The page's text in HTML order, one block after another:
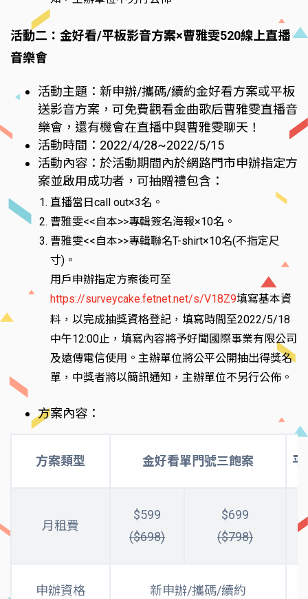
活動二：金好看/平板影音方案×曹雅雯520線上直播
音樂會
活動主題：新申辦/攜碼/續約金好看方案或平板
送影音方案，可免費觀看金曲歌后曹雅雯直播音
樂會，還有機會在直播中與曹雅雯聊天！
活動時間：2022/4/28~2022/5/15
活動內容：於活動期間內於網路門市申辦指定方
案並啟用成功者，可抽贈禮包含：
直播當日call out×3名。
曹雅雯<<自本>>專輯簽名海報×10名。
曹雅雯<<自本>>專輯聯名T-shirt×10名(不指定尺
寸)。
用戶申辦指定方案後可至
https://surveycake.fetnet.net/s/V18Z9填寫基本資
料，以完成抽獎資格登記，填寫時間至2022/5/18
中午12:00止，填寫內容將予好聞國際事業有限公司
及遠傳電信使用。主辦單位將公平公開抽出得獎名
單，中獎者將以簡訊通知，主辦單位不另行公佈。
方案內容：
方案類型 金好看單門號三飽案 平
月租費
$599
($698)
$699
($798)
申辦資格 新申辦/攜碼/續約